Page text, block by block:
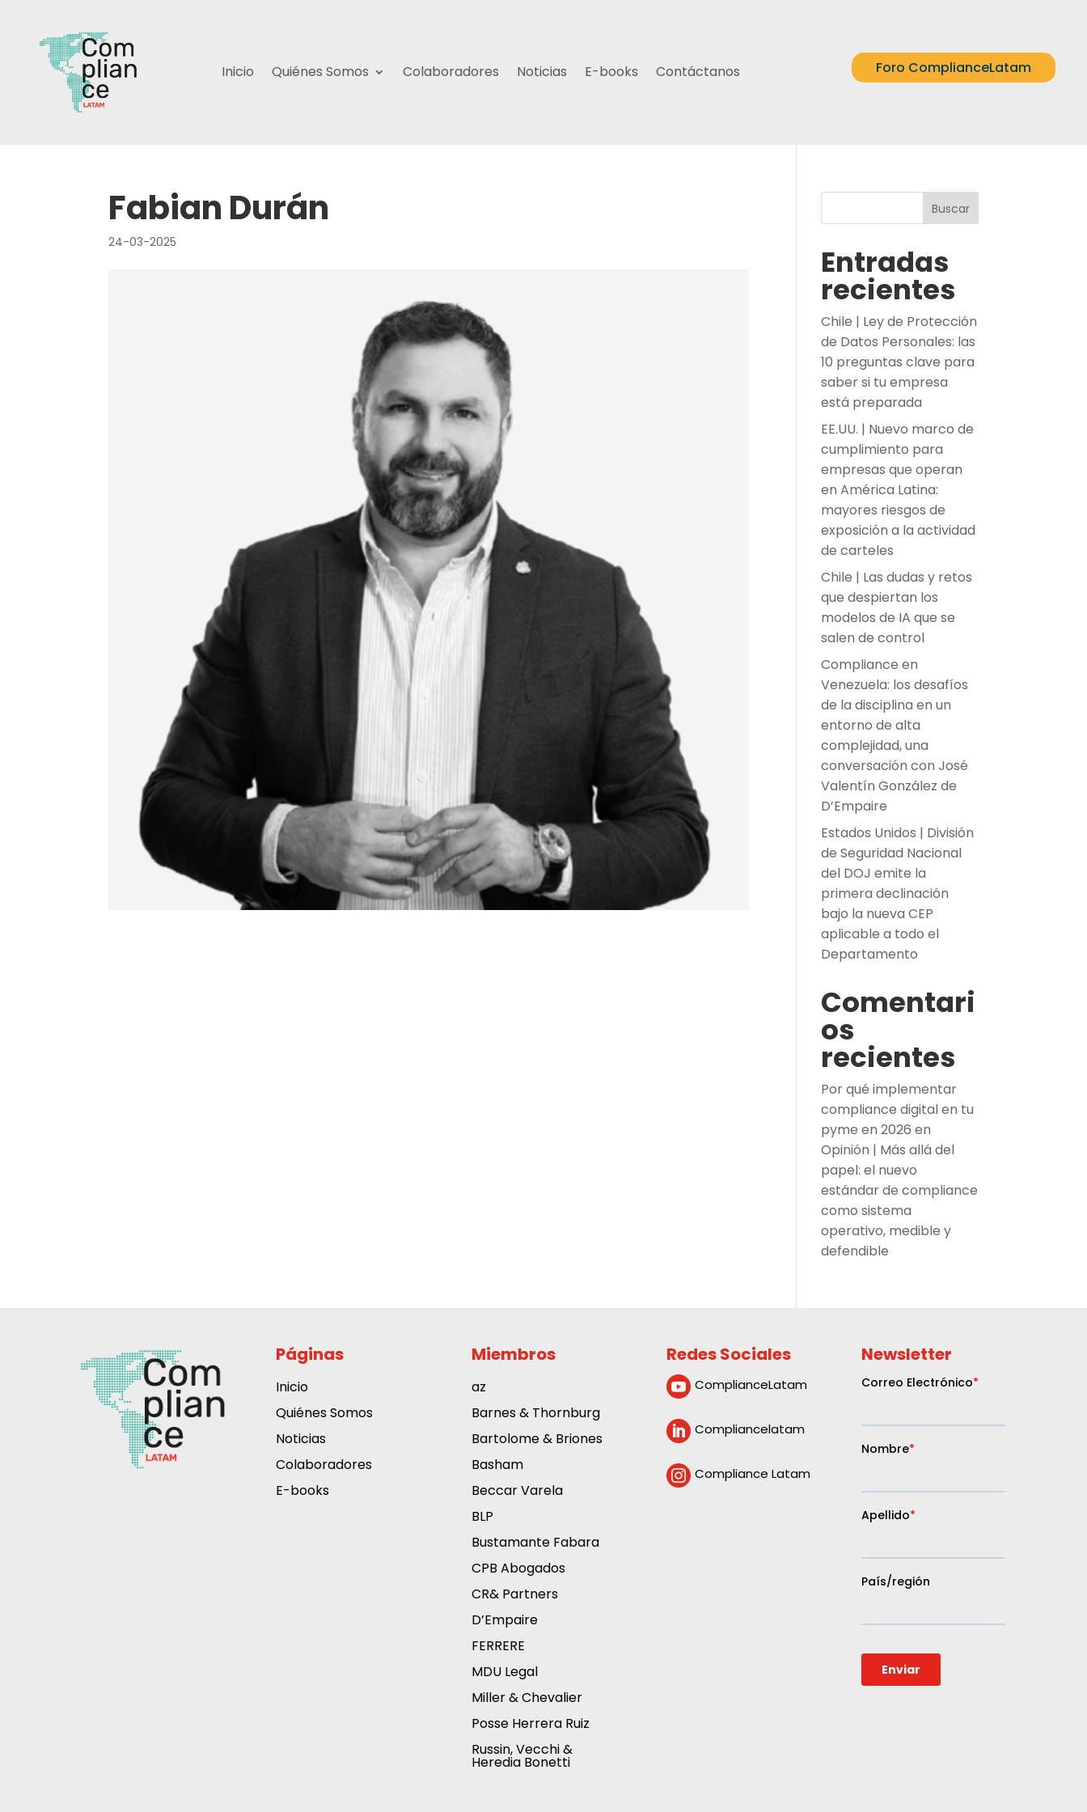
Inicio Quiénes Somos Colaboradores Noticias E-books Contáctanos Foro ComplianceLatam
Fabian Durán
24-03-2025
Buscar
Entradas
recientes
Chile | Ley de Protección
de Datos Personales: las
10 preguntas clave para
saber si tu empresa
está preparada
EE.UU. | Nuevo marco de
cumplimiento para
empresas que operan
en América Latina:
mayores riesgos de
exposición a la actividad
de carteles
Chile | Las dudas y retos
que despiertan los
modelos de IA que se
salen de control
Compliance en
Venezuela: los desafíos
de la disciplina en un
entorno de alta
complejidad, una
conversación con José
Valentín González de
D’Empaire
Estados Unidos | División
de Seguridad Nacional
del DOJ emite la
primera declinación
bajo la nueva CEP
aplicable a todo el
Departamento
Comentari
os
recientes
Por qué implementar
compliance digital en tu
pyme en 2026 en
Opinión | Más allá del
papel: el nuevo
estándar de compliance
como sistema
operativo, medible y
defendible
Páginas
Inicio
Quiénes Somos
Noticias
Colaboradores
E-books
Miembros
az
Barnes & Thornburg
Bartolome & Briones
Basham
Beccar Varela
BLP
Bustamante Fabara
CPB Abogados
CR& Partners
D’Empaire
FERRERE
MDU Legal
Miller & Chevalier
Posse Herrera Ruiz
Russin, Vecchi &
Heredia Bonetti
Redes Sociales
 ComplianceLatam
 Compliancelatam
 Compliance Latam
Newsletter